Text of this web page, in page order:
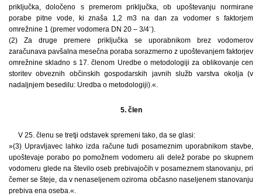
priključka, določeno s premerom priključka, ob upoštevanju normirane
porabe pitne vode, ki znaša 1,2 m3 na dan za vodomer s faktorjem
omrežnine 1 (premer vodomera DN 20 – 3/4¨).
(2) Za druge premere priključka se uporabnikom brez vodomerov
zaračunava pavšalna mesečna poraba sorazmerno z upoštevanjem faktorjev
omrežnine skladno s 17. členom Uredbe o metodologiji za oblikovanje cen
storitev obveznih občinskih gospodarskih javnih služb varstva okolja (v
nadaljnjem besedilu: Uredba o metodologiji).«.
5. člen
V 25. členu se tretji odstavek spremeni tako, da se glasi:
»(3) Upravljavec lahko izda račune tudi posameznim uporabnikom stavbe,
upoštevaje porabo po pomožnem vodomeru ali delež porabe po skupnem
vodomeru glede na število oseb prebivajočih v posameznem stanovanju, pri
čemer se šteje, da v nenaseljenem oziroma občasno naseljenem stanovanju
prebiva ena oseba.«.